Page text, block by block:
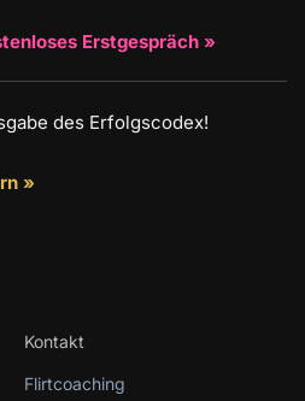
Erstgespräch »
des Erfolgscodex!
»
Kontakt
Flirtcoaching